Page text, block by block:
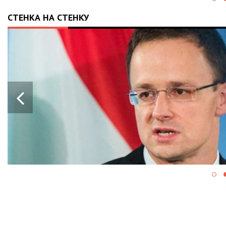
СТЕНКА НА СТЕНКУ
13:43
ПРОРАШИСТСКАЯ ВЕНГРИЯ
БЛОКИРУЕТ КРУПНЫЙ ПАКЕТ
ВОЕННОЙ ПОМОЩИ ЕС ДЛЯ
УКРАИНЫ